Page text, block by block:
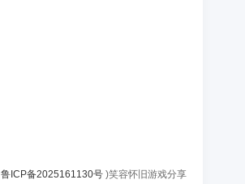
鲁ICP备2025161130号 )笑容怀旧游戏分享